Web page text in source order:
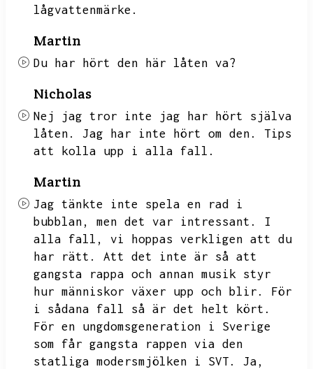
lågvattenmärke.
Martin
Du har hört den här låten va?
Nicholas
Nej jag tror inte jag har hört själva
låten.
Jag har inte hört om den.
Tips
att kolla upp i alla fall.
Martin
Jag tänkte inte spela en rad i
bubblan,
men det var intressant.
I
alla fall,
vi hoppas verkligen att du
har rätt.
Att det inte är så att
gangsta rappa och annan musik styr
hur människor växer upp och blir.
För
i sådana fall så är det helt kört.
För en ungdomsgeneration i Sverige
som får gangsta rappen via den
statliga modersmjölken i SVT.
Ja,